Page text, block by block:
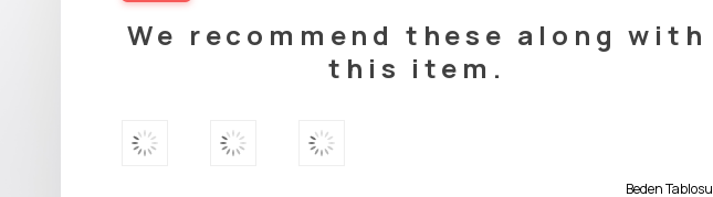
We recommend these along with
this item.
Beden Tablosu